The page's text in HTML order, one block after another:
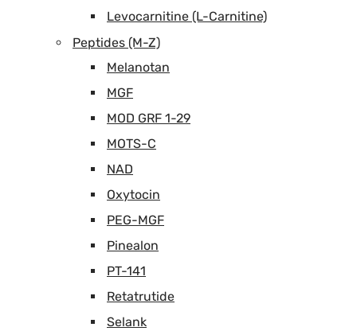
Levocarnitine (L-Carnitine)
Peptides (M-Z)
Melanotan
MGF
MOD GRF 1-29
MOTS-C
NAD
Oxytocin
PEG-MGF
Pinealon
PT-141
Retatrutide
Selank